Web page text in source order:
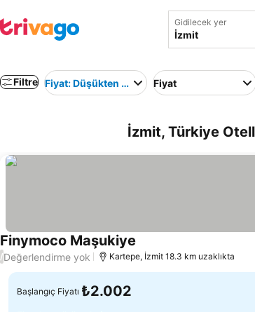
Gidilecek yer
Filtre Fiyat: Düşükten yükseğeFiyat
İzmit, Türkiye
Finymoco Maşukiye
/Değerlendirme yok Kartepe, İzmit 18.3 km uzaklıkta
Başlangıç Fiyatı ₺2.002